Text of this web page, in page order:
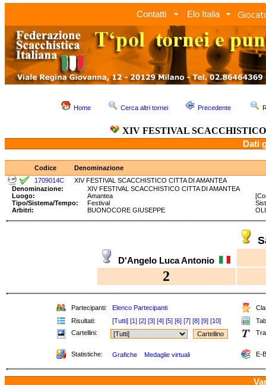
Contatti Elo Italia
Home Cerca altri tornei Precedente
XIV FESTIVAL
Dati
Codice
Denominazione
1709014C
XIV FESTIVAL SCACCHISTICO CITTA DI AMANTEA
Denominazione:
XIV FESTIVAL SCACCHISTICO CITTA DI AMANTEA
Luogo:
Amantea
Tipo/Sistema/Tempo:
Festival
Arbitri:
BUONOCORE GIUSEPPE
D'Angelo Luca Antonio
2
Partecipanti: Elenco Partecipanti
Risultati:
[Tutti] [1] [2] [3] [4] [5] [6] [7] [8] [9] [10]
Cartellini:
Statistiche: Grafiche Medaglie virtuali E-